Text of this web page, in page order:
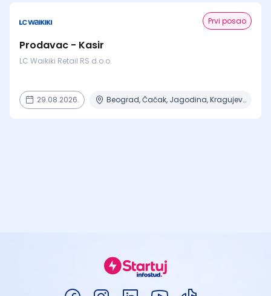
Prvi posao
Prodavac - Kasir
LC Waikiki Retail RS d.o.o.
29.08.2026. Beograd, Čačak, Jagodina, Kragujevac, Kruševac + 15 mesta